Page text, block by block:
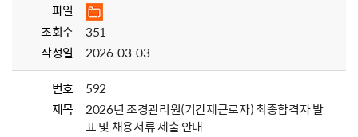
파일
조회수
351
작성일
2026-03-03
번호
592
제목
2026년 조경관리원(기간제근로자) 최종합격자 발
표 및 채용서류 제출 안내